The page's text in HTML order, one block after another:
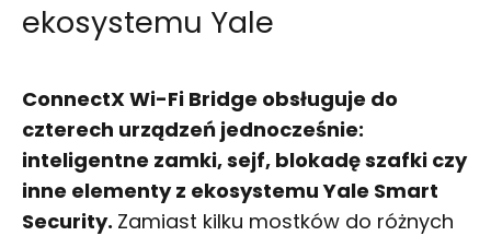
ekosystemu Yale
ConnectX Wi-Fi Bridge obsługuje do
czterech urządzeń jednocześnie:
inteligentne zamki, sejf, blokadę szafki czy
inne elementy z ekosystemu Yale Smart
Security. Zamiast kilku mostków do różnych